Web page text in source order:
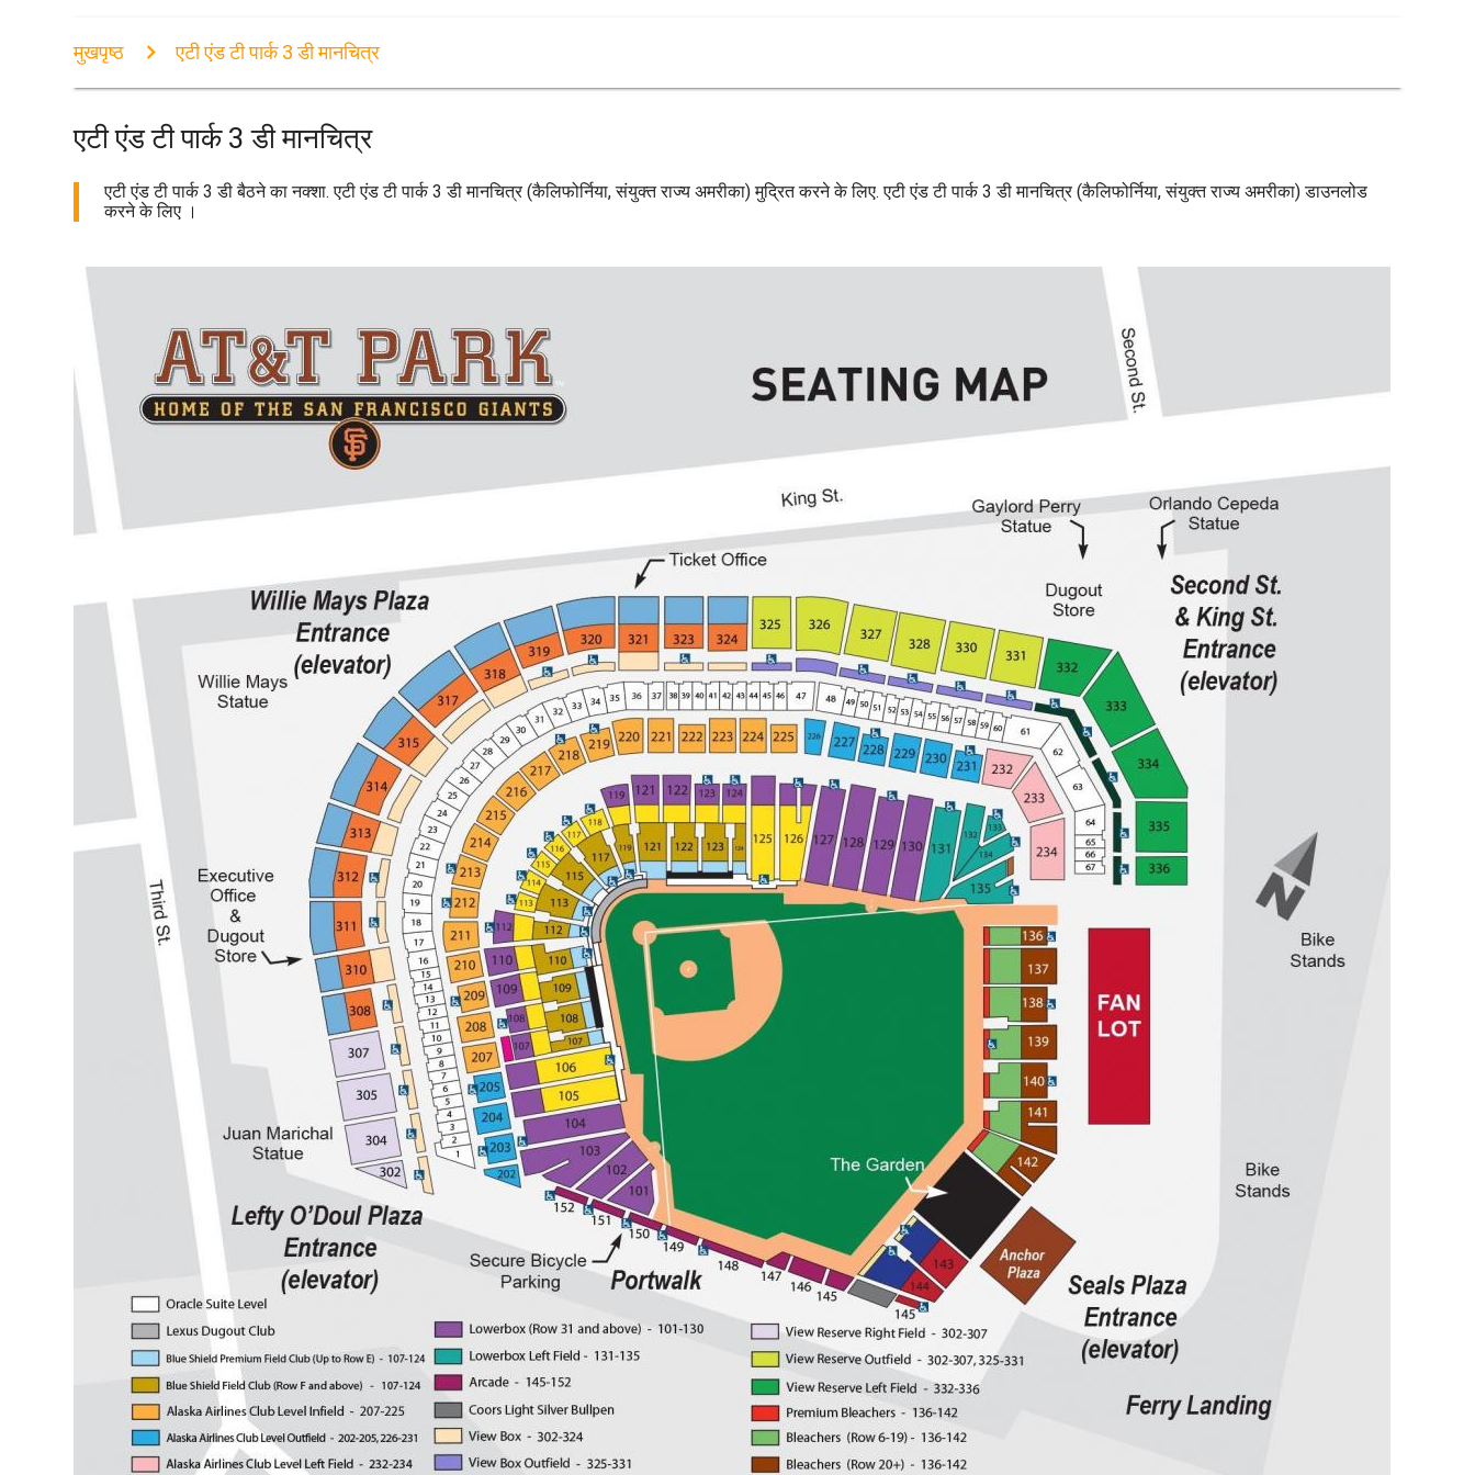
मुखपृष्ठ एटी एंड टी पार्क 3 डी मानचित्र
एटी एंड टी पार्क 3 डी मानचित्र
एटी एंड टी पार्क 3 डी बैठने का नक्शा. एटी एंड टी पार्क 3 डी मानचित्र (कैलिफोर्निया, संयुक्त राज्य अमरीका) मुद्रित करने के लिए. एटी एंड टी पार्क 3 डी मानचित्र (कैलिफोर्निया, संयुक्त राज्य अमरीका) डाउनलोड
करने के लिए ।